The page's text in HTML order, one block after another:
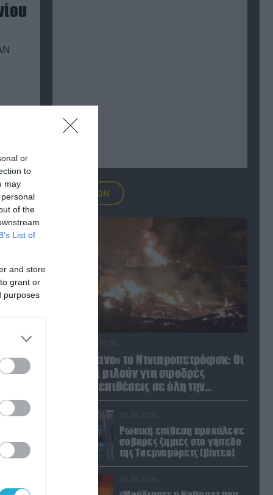
or
to
may
of the
List of
and store
grant or
purposes
FOCUS ON
Στο «κόκκινο» το Ντνιπροπετρόφσκ: Οι
Ουκρανοί μιλούν για σφοδρές
ρωσικές επιθέσεις σε όλη την
επικράτεια
Ρωσική επίθεση προκάλεσε
σοβαρές ζημιές στο γήπεδο
της Τσερνομόρετς (βίντεο)